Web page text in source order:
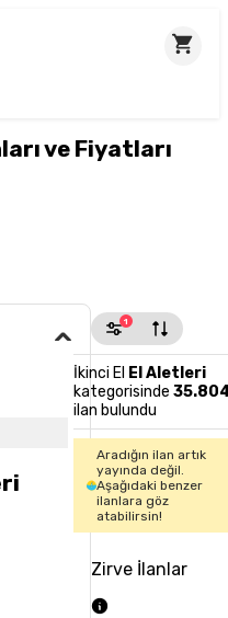
ve Fiyatları
1
İkinci El El Aletleri
kategorisinde
ilan bulundu
Aradığın ilan artık
yayında değil.
Aşağıdaki benzer
ilanlara göz
atabilirsin!
Zirve İlanlar